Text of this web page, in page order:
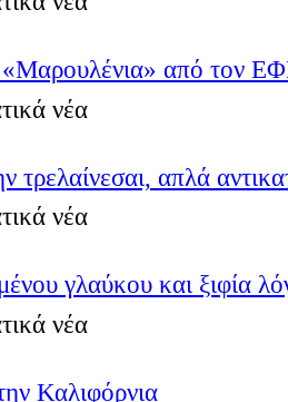
7
Η APELA
εκπτώσεις